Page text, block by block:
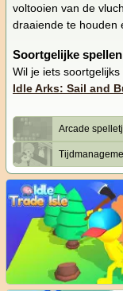
voltooien van de
draaiende te houden
Soortgelijke spellen
Wil je iets
Idle Arks: Sail and
Arcade